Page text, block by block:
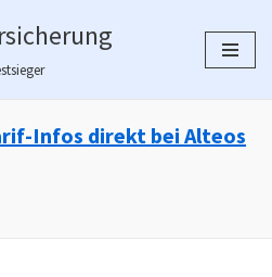
Infos direkt bei Alteos